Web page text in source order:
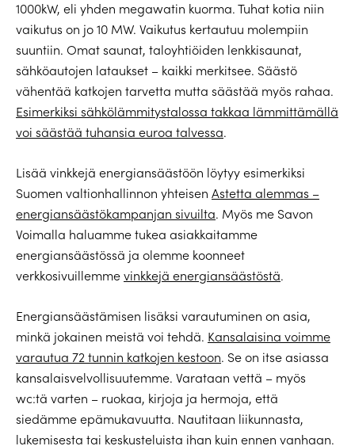
1000kW, eli yhden megawatin kuorma. Tuhat kotia niin
vaikutus on jo 10 MW. Vaikutus kertautuu molempiin
suuntiin. Omat saunat, taloyhtiöiden lenkkisaunat,
sähköautojen lataukset – kaikki merkitsee. Säästö
vähentää katkojen tarvetta mutta säästää myös rahaa.
Esimerkiksi sähkölämmitystalossa takkaa lämmittämällä
voi säästää tuhansia euroa talvessa.
Lisää vinkkejä energiansäästöön löytyy esimerkiksi
Suomen valtionhallinnon yhteisen Astetta alemmas –
energiansäästökampanjan sivuilta. Myös me Savon
Voimalla haluamme tukea asiakkaitamme
energiansäästössä ja olemme koonneet
verkkosivuillemmevinkkejä energiansäästöstä.
Energiansäästämisen lisäksi varautuminen on asia,
minkä jokainen meistä voi tehdä. Kansalaisina voimme
varautua 72 tunnin katkojen kestoon. Se on itse asiassa
kansalaisvelvollisuutemme. Varataan vettä – myös
wc:tä varten – ruokaa, kirjoja ja hermoja, että
siedämme epämukavuutta. Nautitaan liikunnasta,
lukemisesta tai keskusteluista ihan kuin ennen vanhaan.